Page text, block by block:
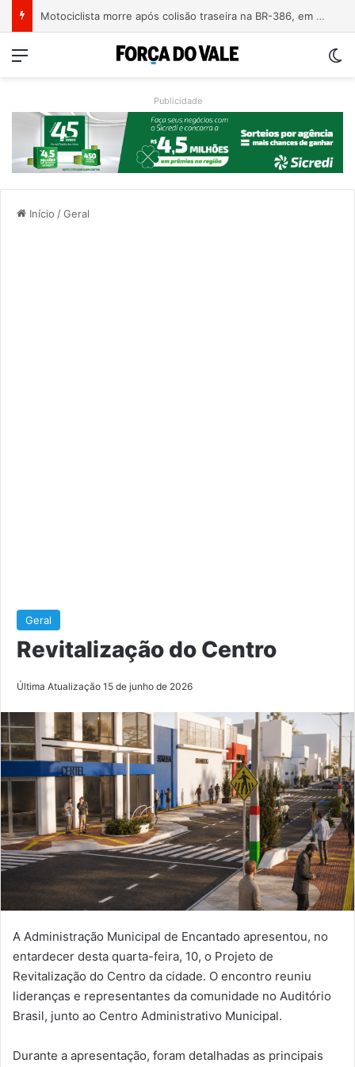
Motociclista morre após colisão traseira na BR-386, em Triunfo
Menu
Publicidade
Início /Geral
Geral
Revitalização do Centro
Última Atualização 15 de junho de 2026
A Administração Municipal de Encantado apresentou, no
entardecer desta quarta-feira, 10, o Projeto de
Revitalização do Centro da cidade. O encontro reuniu
lideranças e representantes da comunidade no Auditório
Brasil, junto ao Centro Administrativo Municipal.
Durante a apresentação, foram detalhadas as principais